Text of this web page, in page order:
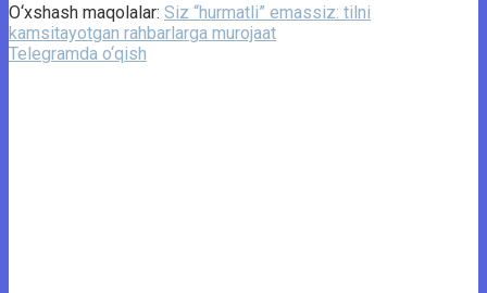
O‘xshash maqolalar: Siz “hurmatli” emassiz: tilni
kamsitayotgan rahbarlarga murojaat
Telegramda o‘qish